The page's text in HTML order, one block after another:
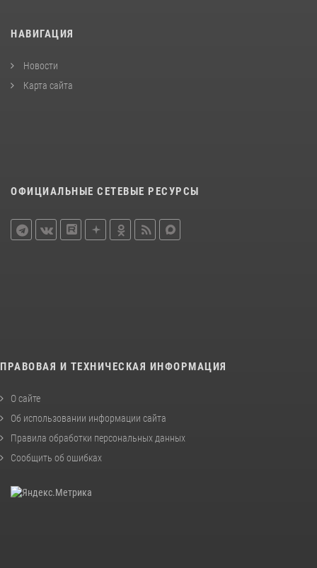
НАВИГАЦИЯ
Новости
Карта сайта
ОФИЦИАЛЬНЫЕ СЕТЕВЫЕ РЕСУРСЫ
ПРАВОВАЯ И ТЕХНИЧЕСКАЯ ИНФОРМАЦИЯ
О сайте
Об использовании информации сайта
Правила обработки персональных данных
Сообщить об ошибках